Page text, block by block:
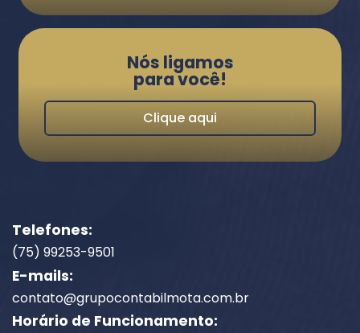
Nós ligamos
para você!
Clique aqui
Telefones:
(75) 99253-9501
E-mails:
contato@grupocontabilmota.com.br
Horário de Funcionamento: